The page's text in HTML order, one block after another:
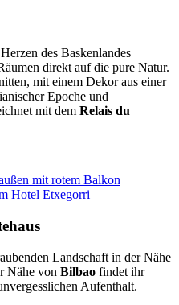
des Baskenlandes
direkt auf die pure Natur.
mit einem Dekor aus einer
Epoche und
mit dem Relais du
Landschaft in der Nähe
Nähe von Bilbao findet ihr
Aufenthalt.